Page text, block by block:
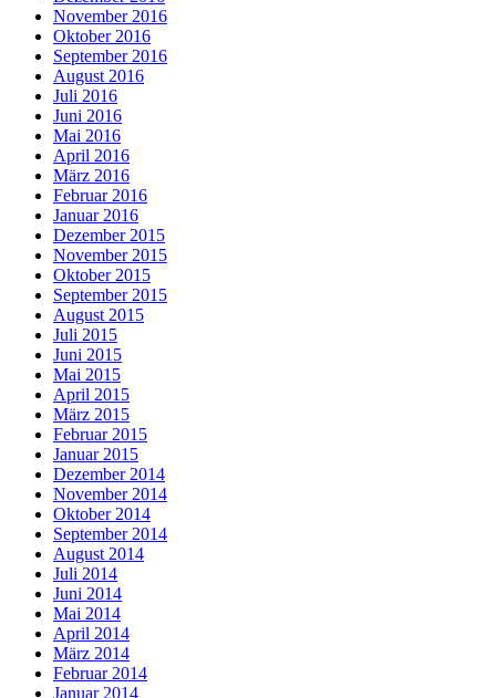
November 2016
Oktober 2016
September 2016
August 2016
Juli 2016
Juni 2016
Mai 2016
April 2016
März 2016
Februar 2016
Januar 2016
Dezember 2015
November 2015
Oktober 2015
September 2015
August 2015
Juli 2015
Juni 2015
Mai 2015
April 2015
März 2015
Februar 2015
Januar 2015
Dezember 2014
November 2014
Oktober 2014
September 2014
August 2014
Juli 2014
Juni 2014
Mai 2014
April 2014
März 2014
Februar 2014
Januar 2014